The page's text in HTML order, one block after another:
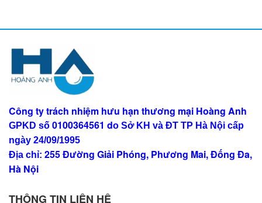
Công ty trách nhiệm hưu hạn thương mại Hoàng Anh
GPKD số 0100364561 do Sở KH và ĐT TP Hà Nội cấp
ngày 24/09/1995
Địa chỉ: 255 Đường Giải Phóng, Phương Mai, Đống Đa,
Hà Nội
THÔNG TIN LIÊN HỆ